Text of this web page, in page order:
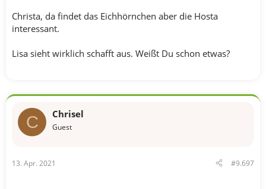
Christa, da findet das Eichhörnchen aber die Hosta
interessant.
Lisa sieht wirklich schafft aus. Weißt Du schon etwas?
C Chrisel
Guest
13. Apr. 2021 #9.697